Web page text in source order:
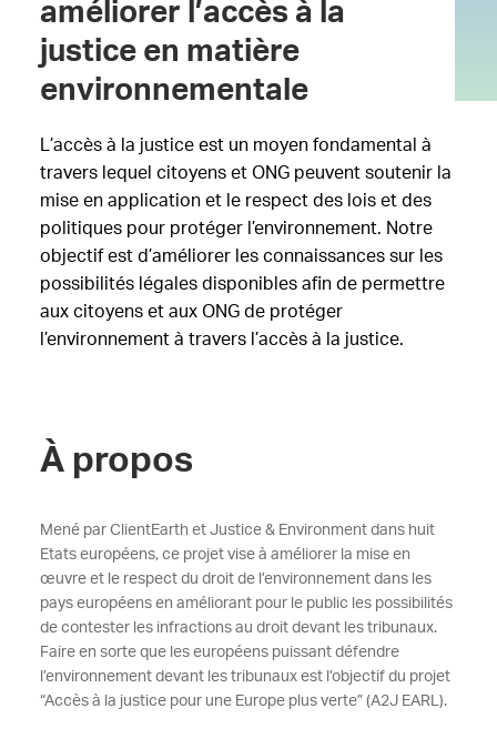
améliorer l’accès à la
justice en matière
environnementale
L’accès à la justice est un moyen fondamental à
travers lequel citoyens et ONG peuvent soutenir la
mise en application et le respect des lois et des
politiques pour protéger l’environnement. Notre
objectif est d’améliorer les connaissances sur les
possibilités légales disponibles afin de permettre
aux citoyens et aux ONG de protéger
l’environnement à travers l’accès à la justice.
À propos
Mené par ClientEarth et Justice & Environment dans huit
Etats européens, ce projet vise à améliorer la mise en
œuvre et le respect du droit de l’environnement dans les
pays européens en améliorant pour le public les possibilités
de contester les infractions au droit devant les tribunaux.
Faire en sorte que les européens puissant défendre
l’environnement devant les tribunaux est l’objectif du projet
“Accès à la justice pour une Europe plus verte” (A2J EARL).